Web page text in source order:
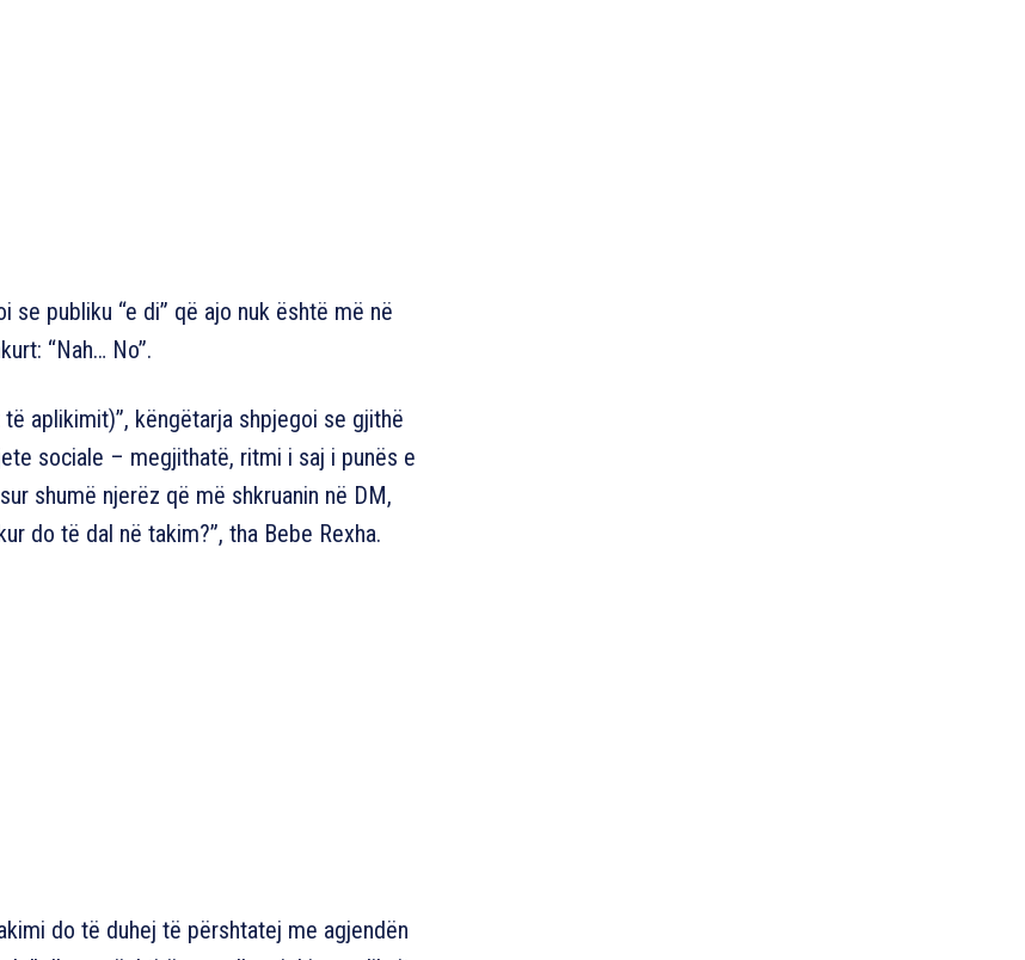
se publiku “e di” që ajo nuk është më në
“Nah… No”.
aplikimit)”, këngëtarja shpjegoi se gjithë
sociale – megjithatë, ritmi i saj i punës e
shumë njerëz që më shkruanin në DM,
do të dal në takim?”, tha Bebe Rexha.
do të duhej të përshtatej me agjendën